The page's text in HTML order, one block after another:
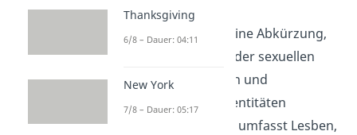
mehr)
LGBTQIA+ ist eine Abkürzung,
die die Vielfalt der sexuellen
Orientierungen und
Geschlechtsidentitäten
beschreibt. Sie umfasst Lesben,
Thanksgiving
6/8 – Dauer: 04:11
New York
7/8 – Dauer: 05:17